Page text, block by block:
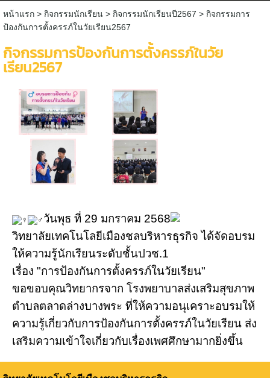
หน้าแรก> กิจกรรมนักเรียน > กิจกรรมนักเรียนปี2567 > กิจกรรมการ
ป้องกันการตั้งครรภ์ในวัยเรียน2567
กิจกรรมการป้องกันการตั้งครรภ์ในวัย
เรียน2567
วันพุธ ที่ 29 มกราคม 2568
วิทยาลัยเทคโนโลยีเมืองชลบริหารธุรกิจ ได้จัดอบรม
ให้ความรู้นักเรียนระดับชั้นปวช.1
เรื่อง "การป้องกันการตั้งครรภ์ในวัยเรียน"
ขอขอบคุณวิทยากรจาก โรงพยาบาลส่งเสริมสุขภาพ
ตำบลตลาดล่างบางพระ ที่ให้ความอนุเคราะอบรมให้
ความรู้เกี่ยวกับการป้องกันการตั้งครรภ์ในวัยเรียน ส่ง
เสริมความเข้าใจเกี่ยวกับเรื่องเพศศึกษามากยิ่งขึ้น